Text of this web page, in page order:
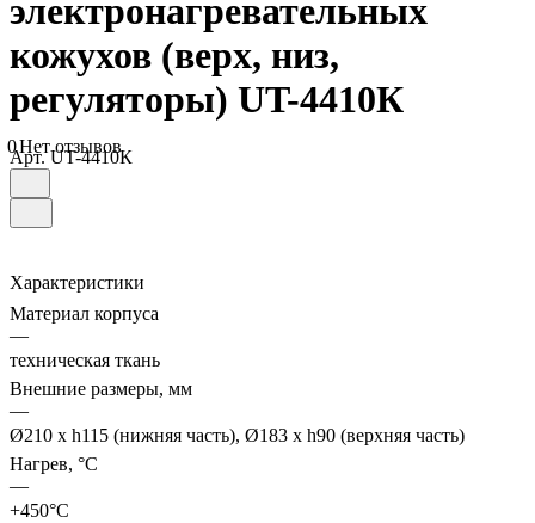
электронагревательных
кожухов (верх, низ,
регуляторы) UT-4410К
0Нет отзывов
Арт.UT-4410К
Характеристики
Материал корпуса
—
техническая ткань
Внешние размеры, мм
—
Ø210 х h115 (нижняя часть), Ø183 х h90 (верхняя часть)
Нагрев, °С
—
+450°С